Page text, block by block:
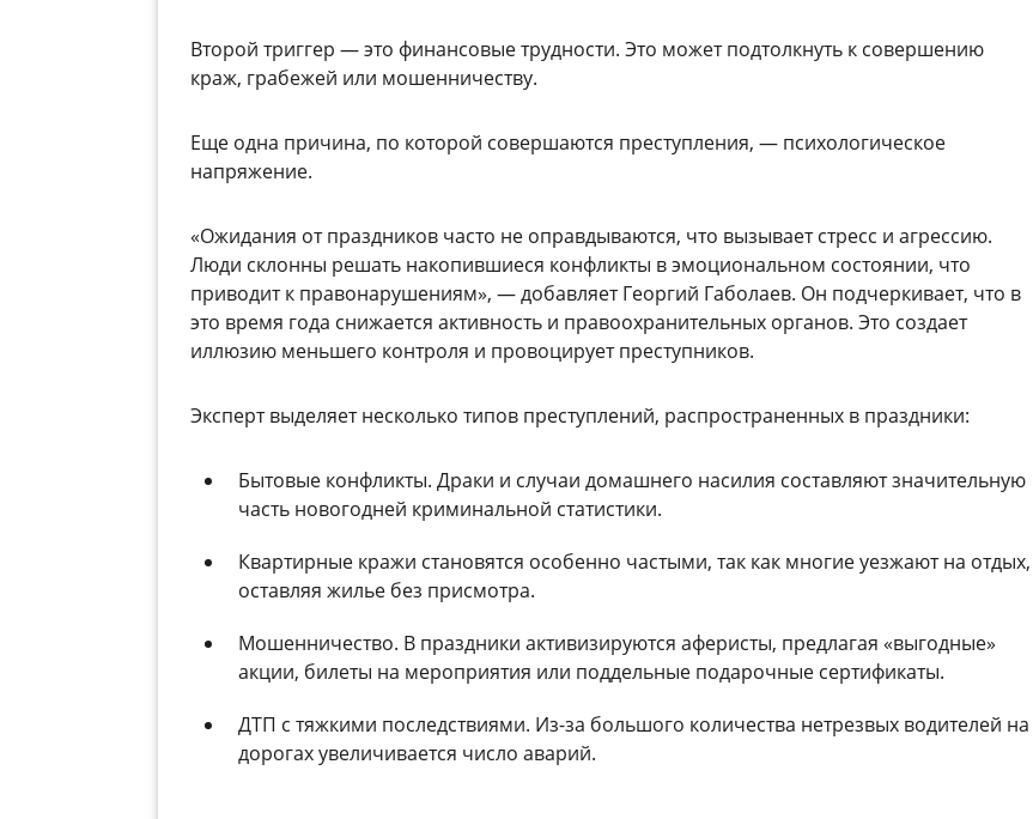
Второй триггер —это финансовые трудности. Это может подтолкнуть к совершению
краж, грабежей или мошенничеству.
Еще одна причина, по которой совершаются преступления, — психологическое
напряжение.
«Ожидания от праздников часто не оправдываются, что вызывает стресс и агрессию.
Люди склонны решать накопившиеся конфликты в эмоциональном состоянии, что
приводит к правонарушениям», —добавляет Георгий Габолаев. Он подчеркивает, что в
это время года снижается активность и правоохранительных органов. Это создает
иллюзию меньшего контроля и провоцирует преступников.
Эксперт выделяет несколько типов преступлений, распространенных в праздники:
Бытовые конфликты. Драки и случаи домашнего насилия составляют значительную
часть новогодней криминальной статистики.
Квартирные кражи становятся особенно частыми, так как многие уезжают на отдых,
оставляя жилье без присмотра.
Мошенничество. В праздники активизируются аферисты, предлагая «выгодные»
акции, билеты на мероприятия или поддельные подарочные сертификаты.
ДТП с тяжкими последствиями. Из-за большого количества нетрезвых водителей на
дорогах увеличивается число аварий.